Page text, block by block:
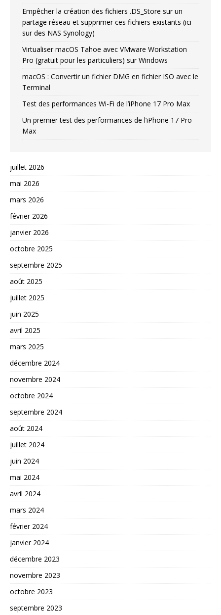
Empêcher la création des fichiers .DS_Store sur un
partage réseau et supprimer ces fichiers existants (ici
sur des NAS Synology)
Virtualiser macOS Tahoe avec VMware Workstation
Pro (gratuit pour les particuliers) sur Windows
macOS : Convertir un fichier DMG en fichier ISO avec le
Terminal
Test des performances Wi-Fi de l’iPhone 17 Pro Max
Un premier test des performances de l’iPhone 17 Pro
Max
juillet 2026
mai 2026
mars 2026
février 2026
janvier 2026
octobre 2025
septembre 2025
août 2025
juillet 2025
juin 2025
avril 2025
mars 2025
décembre 2024
novembre 2024
octobre 2024
septembre 2024
août 2024
juillet 2024
juin 2024
mai 2024
avril 2024
mars 2024
février 2024
janvier 2024
décembre 2023
novembre 2023
octobre 2023
septembre 2023